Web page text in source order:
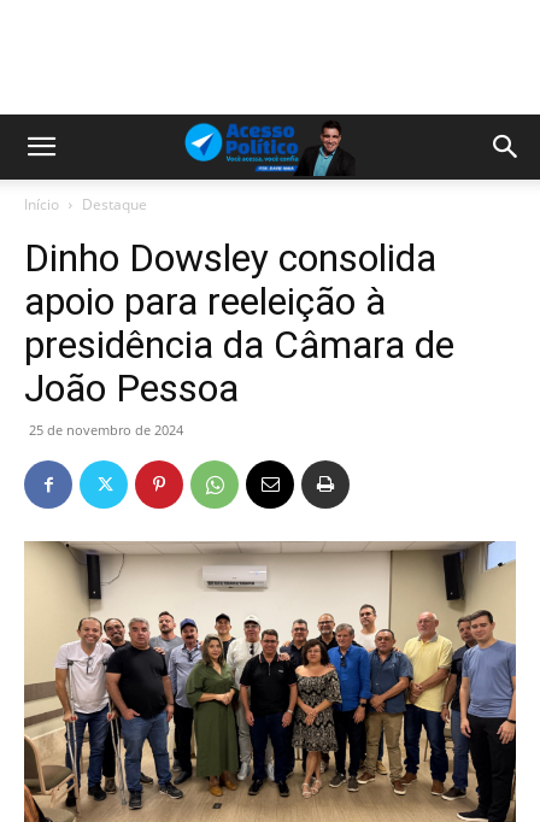
Início Destaque
Dinho Dowsley consolida
apoio para reeleição à
presidência da Câmara de
João Pessoa
25 de novembro de 2024